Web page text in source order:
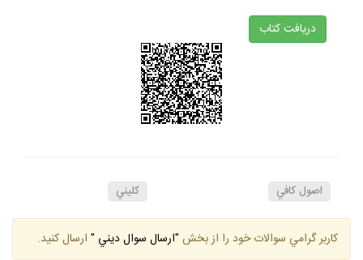
دريافت كتاب
اصول كافي كليني
كاربر گرامي سوالات خود را از بخش "ارسال سوال ديني " ارسال كنيد.